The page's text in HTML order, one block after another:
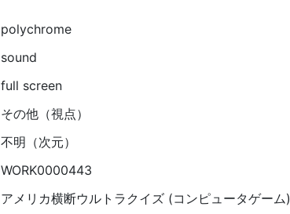
polychrome
sound
full screen
その他（視点）
不明（次元）
WORK0000443
アメリカ横断ウルトラクイズ (コンピュータゲーム)